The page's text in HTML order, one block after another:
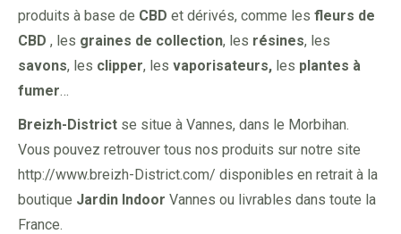
produits à base de CBD et dérivés, comme les fleurs de
CBD , les graines de collection, les résines, les
savons, les clipper, les vaporisateurs, les plantes à
fumer…
Breizh-District se situe à Vannes, dans le Morbihan.
Vous pouvez retrouver tous nos produits sur notre site
http://www.breizh-District.com/ disponibles en retrait à la
boutique Jardin Indoor Vannes ou livrables dans toute la
France.